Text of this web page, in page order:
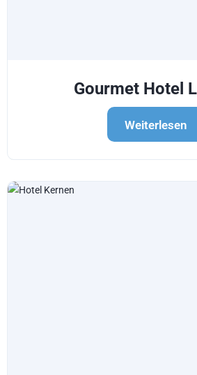
Gourmet Hotel
Weiterlesen